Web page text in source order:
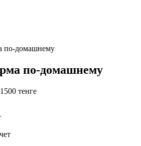
по-домашнему
по-домашнему
тенге